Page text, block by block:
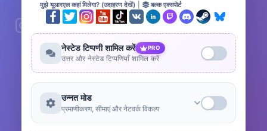
मुझे यूआरएल कहां मिलेगा? (उदाहरण देखें) बल्क एक्सपोर्ट
नेस्टेड टिप्पणी शामिल करें PRO
उत्तर और नेस्टेड टिप्पणियाँ शामिल करें
उन्नत मोड
प्रमाणीकरण, सीमाएं और नेटवर्क विकल्प